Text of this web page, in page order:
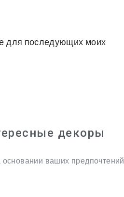
для последующих моих
декоры
ваших предпочтений